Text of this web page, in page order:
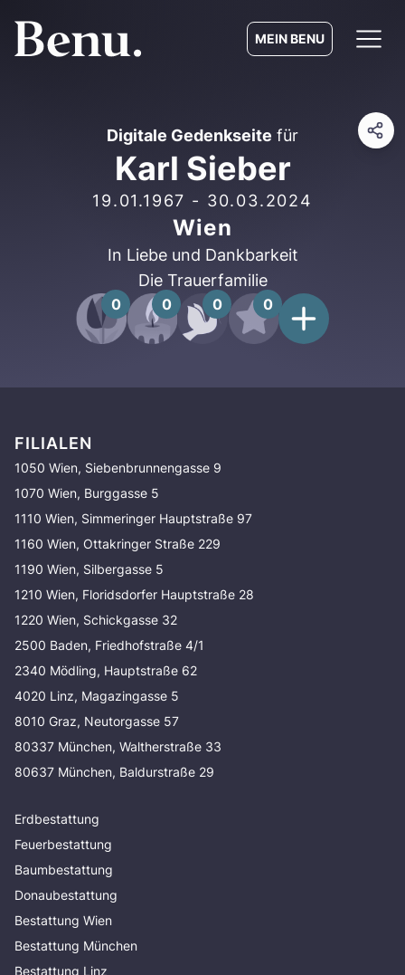
MEIN BENU
Digitale Gedenkseite für
Karl Sieber
19.01.1967 - 30.03.2024
Wien
In Liebe und Dankbarkeit
Die Trauerfamilie
0 0 0 0
FILIALEN
1050 Wien, Siebenbrunnengasse 9
1070 Wien, Burggasse 5
1110 Wien, Simmeringer Hauptstraße 97
1160 Wien, Ottakringer Straße 229
1190 Wien, Silbergasse 5
1210 Wien, Floridsdorfer Hauptstraße 28
1220 Wien, Schickgasse 32
2500 Baden, Friedhofstraße 4/1
2340 Mödling, Hauptstraße 62
4020 Linz, Magazingasse 5
8010 Graz, Neutorgasse 57
80337 München, Waltherstraße 33
80637 München, Baldurstraße 29
Erdbestattung
Feuerbestattung
Baumbestattung
Donaubestattung
Bestattung Wien
Bestattung München
Bestattung Linz